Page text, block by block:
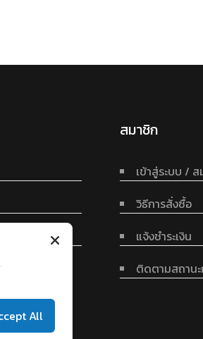
สมาชิก
เข้าสู่ระบบ /
วิธีการสั่งซื้อ
แจ้งชำระเงิน
ติดตามสถาน
All